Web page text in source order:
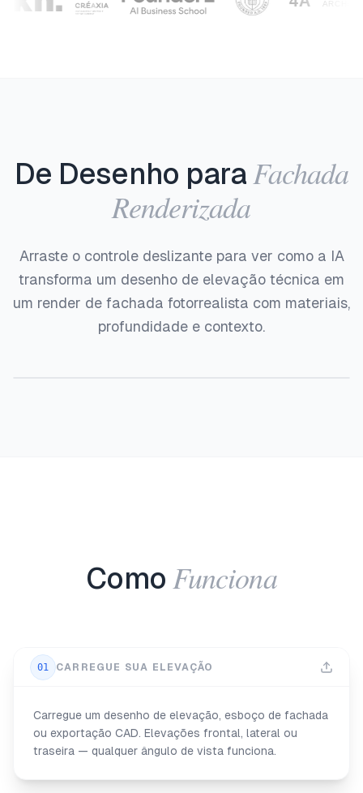
De Desenho para Fachada
Renderizada
Arraste o controle deslizante para ver como a IA
transforma um desenho de elevação técnica em
um render de fachada fotorrealista com materiais,
profundidade e contexto.
Como Funciona
01 CARREGUE SUA ELEVAÇÃO
Carregue um desenho de elevação, esboço de fachada
ou exportação CAD. Elevações frontal, lateral ou
traseira — qualquer ângulo de vista funciona.